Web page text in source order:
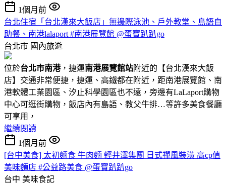
1個月前
台北住宿「台北漢來大飯店」無邊際泳池、戶外教堂、島語自
助餐、南港lalaport #南港展覽館 @蛋寶趴趴go
台北市 國內旅遊
位於台北市南港，捷運南港展覽館站附近的【台北漢來大飯
店】交通非常便捷，捷運、高鐵都在附近，距南港展覽館、南
港軟體工業園區、汐止科學園區也不遠，旁邊有LaLaport購物
中心可逛街購物，飯店內有島語、教父牛排…等許多美食餐廳
可享用，
繼續閱讀
1個月前
[台中美食] 太初麵食 牛肉麵 輕井澤集團 日式禪風裝潢 高cp值
美味麵店 #公益路美食 @蛋寶趴趴go
台中 美味食記